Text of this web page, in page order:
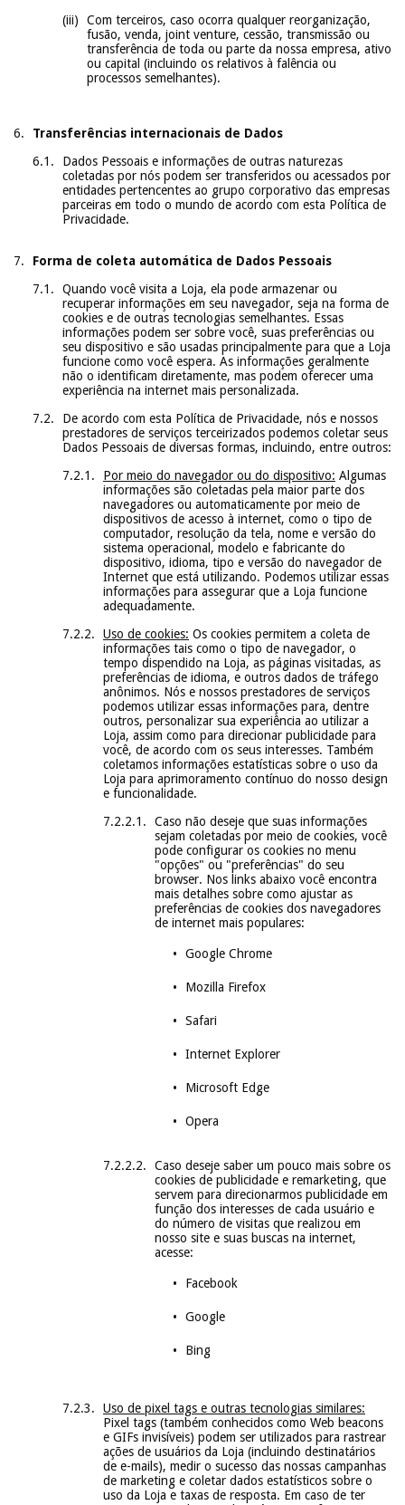
Com terceiros, caso ocorra qualquer reorganização,
fusão, venda, joint venture, cessão, transmissão ou
transferência de toda ou parte da nossa empresa, ativo
ou capital (incluindo os relativos à falência ou
processos semelhantes).
Transferências internacionais de Dados
Dados Pessoais e informações de outras naturezas
coletadas por nós podem ser transferidos ou acessados por
entidades pertencentes ao grupo corporativo das empresas
parceiras em todo o mundo de acordo com esta Política de
Privacidade.
Forma de coleta automática de Dados Pessoais
Quando você visita a Loja, ela pode armazenar ou
recuperar informações em seu navegador, seja na forma de
cookies e de outras tecnologias semelhantes. Essas
informações podem ser sobre você, suas preferências ou
seu dispositivo e são usadas principalmente para que a Loja
funcione como você espera. As informações geralmente
não o identificam diretamente, mas podem oferecer uma
experiência na internet mais personalizada.
De acordo com esta Política de Privacidade, nós e nossos
prestadores de serviços terceirizados podemos coletar seus
Dados Pessoais de diversas formas, incluindo, entre outros:
Por meio do navegador ou do dispositivo: Algumas
informações são coletadas pela maior parte dos
navegadores ou automaticamente por meio de
dispositivos de acesso à internet, como o tipo de
computador, resolução da tela, nome e versão do
sistema operacional, modelo e fabricante do
dispositivo, idioma, tipo e versão do navegador de
Internet que está utilizando. Podemos utilizar essas
informações para assegurar que a Loja funcione
adequadamente.
Uso de cookies: Os cookies permitem a coleta de
informações tais como o tipo de navegador, o
tempo dispendido na Loja, as páginas visitadas, as
preferências de idioma, e outros dados de tráfego
anônimos. Nós e nossos prestadores de serviços
podemos utilizar essas informações para, dentre
outros, personalizar sua experiência ao utilizar a
Loja, assim como para direcionar publicidade para
você, de acordo com os seus interesses. Também
coletamos informações estatísticas sobre o uso da
Loja para aprimoramento contínuo do nosso design
e funcionalidade.
Caso não deseje que suas informações
sejam coletadas por meio de cookies, você
pode configurar os cookies no menu
"opções" ou "preferências" do seu
browser. Nos links abaixo você encontra
mais detalhes sobre como ajustar as
preferências de cookies dos navegadores
de internet mais populares:
Google Chrome
Mozilla Firefox
Safari
Internet Explorer
Microsoft Edge
Opera
Caso deseje saber um pouco mais sobre os
cookies de publicidade e remarketing, que
servem para direcionarmos publicidade em
função dos interesses de cada usuário e
do número de visitas que realizou em
nosso site e suas buscas na internet,
acesse:
Facebook
Google
Bing
Uso de pixel tags e outras tecnologias similares:
Pixel tags (também conhecidos como Web beacons
e GIFs invisíveis) podem ser utilizados para rastrear
ações de usuários da Loja (incluindo destinatários
de e-mails), medir o sucesso das nossas campanhas
de marketing e coletar dados estatísticos sobre o
uso da Loja e taxas de resposta. Em caso de ter